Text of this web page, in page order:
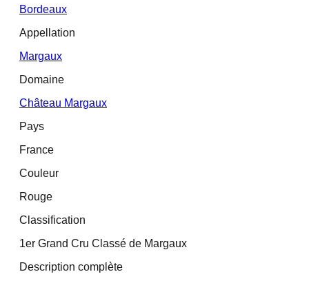
Bordeaux
Appellation
Margaux
Domaine
Château Margaux
Pays
France
Couleur
Rouge
Classification
1er Grand Cru Classé de Margaux
Description complète